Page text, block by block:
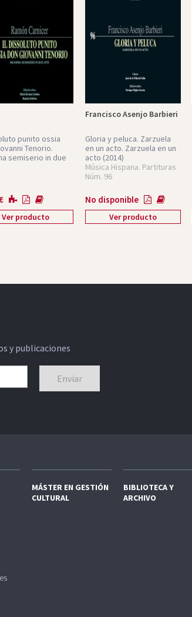
punito ossia
Tenorio.
semiserio in due
Ver producto
Francisco Asenjo Barbieri
Gloria y peluca. Zarzuela
en un acto. Zarzuela en un
acto (2014)
Música Hispana. Partituras
Núm. 96
No disponible
Ver producto
y publicaciones
MÁSTER EN GESTIÓN
CULTURAL
BIBLIOTECA Y
ARCHIVO